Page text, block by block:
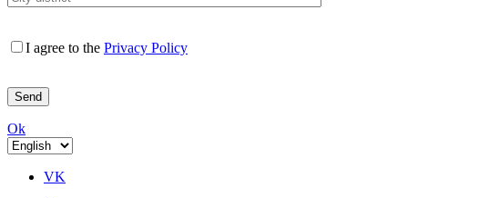
I agree to the Privacy Policy
Ok
VK